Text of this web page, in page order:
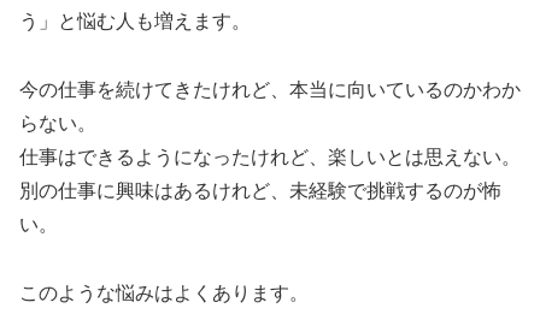
う」と悩む人も増えます。
今の仕事を続けてきたけれど、本当に向いているのかわか
らない。
仕事はできるようになったけれど、楽しいとは思えない。
別の仕事に興味はあるけれど、未経験で挑戦するのが怖
い。
このような悩みはよくあります。